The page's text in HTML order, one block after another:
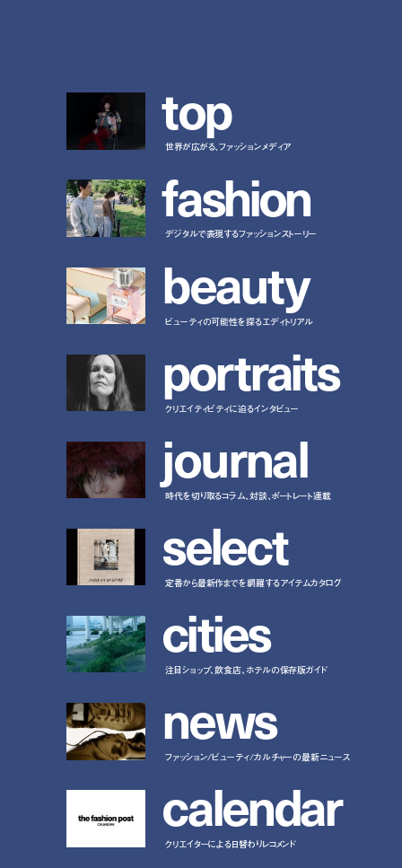
top
世界が広がる、ファッションメディア
fashion
デジタルで表現するファッションストーリー
beauty
ビューティの可能性を探るエディトリアル
portraits
クリエイティビティに迫るインタビュー
journal
時代を切り取るコラム、対談、ポートレート連載
select
定番から最新作までを網羅するアイテムカタログ
cities
注目ショップ、飲食店、ホテルの保存版ガイド
news
ファッション/ビューティ/カルチャーの最新ニュース
calendar
クリエイターによる日替わりレコメンド